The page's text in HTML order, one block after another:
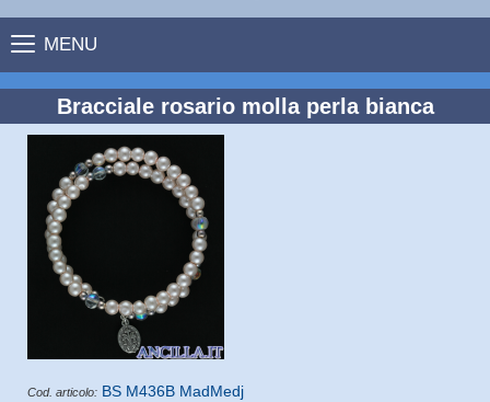
MENU
Bracciale rosario molla perla bianca
Cod. articolo: BS M436B MadMedj